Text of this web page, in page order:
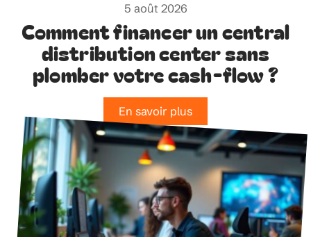
5 août 2026
Comment financer un central
distribution center sans
plomber votre cash-flow ?
En savoir plus